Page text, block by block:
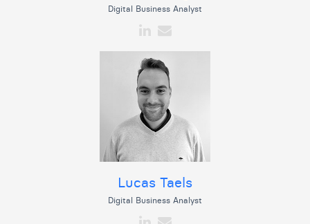
Digital Business Analyst
Lucas Taels
Digital Business Analyst